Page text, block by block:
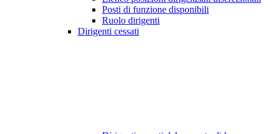
Posti di funzione disponibili
Ruolo dirigenti
Dirigenti cessati